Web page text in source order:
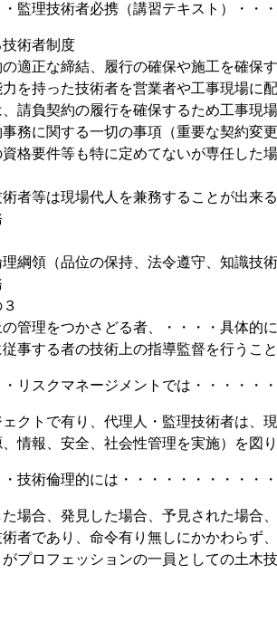
監理技術者必携（講習テキスト）・・
術者制度
適正な締結、履行の確保や施工を確保
を持った技術者を営業者や工事現場に
請負契約の履行を確保するため工事現
務に関する一切の事項（重要な契約変
格要件等も特に定めてないが専任した
者等は現場代人を兼務することが出来る
領（品位の保持、法令遵守、知識
をつかさどる者、・・・・具体的に
従事する者の技術上の指導監督を行うこ
リスクマネージメントでは・・・・・
クトで有り、代理人・監理技術者は、
情報、安全、社会性管理を実施）を図
技術倫理的には・・・・・・・・・・
場合、発見した場合、予見された場合
者であり、命令有り無しにかかわらず
プロフェッションの一員としての土木技